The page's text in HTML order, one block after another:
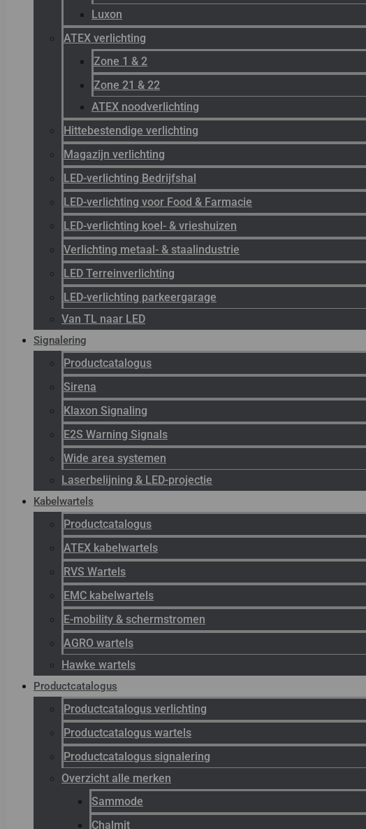
Luxon
ATEX verlichting
Zone 1 & 2
Zone 21 & 22
ATEX noodverlichting
Hittebestendige verlichting
Magazijn verlichting
LED-verlichting Bedrijfshal
LED-verlichting voor Food & Farmacie
LED-verlichting koel- & vrieshuizen
Verlichting metaal- & staalindustrie
LED Terreinverlichting
LED-verlichting parkeergarage
Van TL naar LED
Signalering
Productcatalogus
Sirena
Klaxon Signaling
E2S Warning Signals
Wide area systemen
Laserbelijning & LED-projectie
Kabelwartels
Productcatalogus
ATEX kabelwartels
RVS Wartels
EMC kabelwartels
E-mobility & schermstromen
AGRO wartels
Hawke wartels
Productcatalogus
Productcatalogus verlichting
Productcatalogus wartels
Productcatalogus signalering
Overzicht alle merken
Sammode
Chalmit